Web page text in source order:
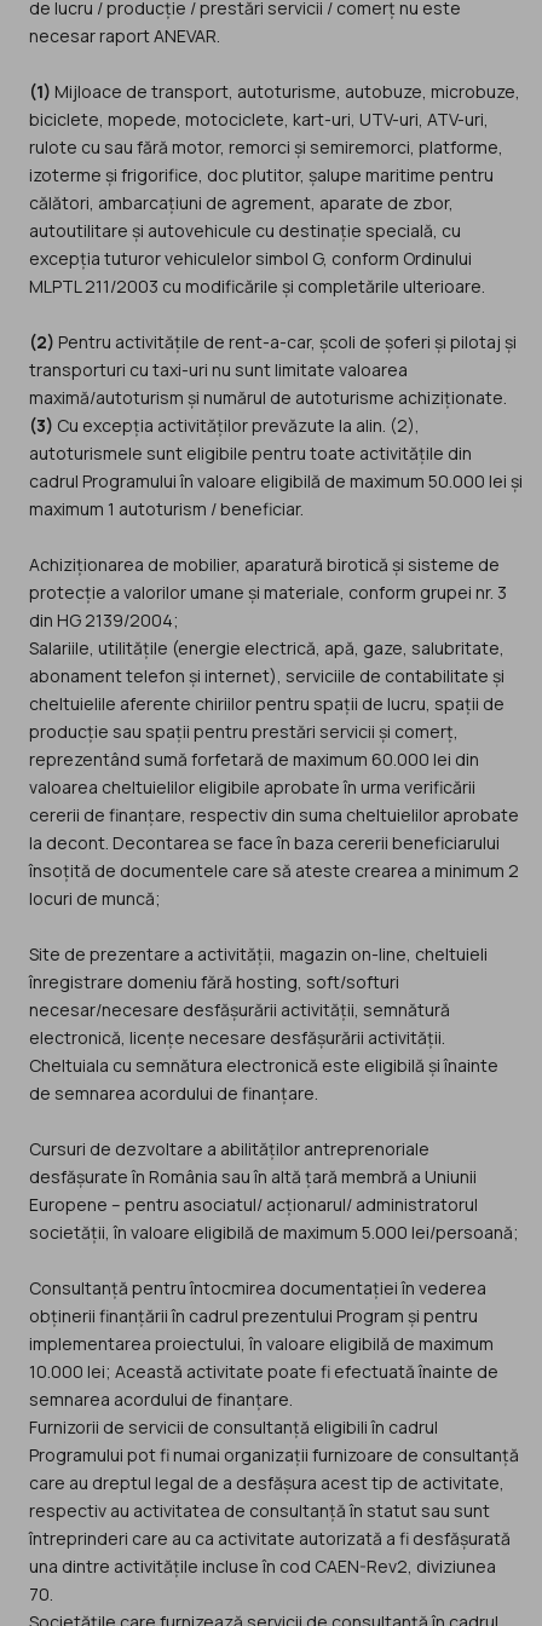
de lucru / producție / prestări servicii / comerț nu este
necesar raport ANEVAR.
(1) Mijloace de transport, autoturisme, autobuze, microbuze,
biciclete, mopede, motociclete, kart-uri, UTV-uri, ATV-uri,
rulote cu sau fără motor, remorci și semiremorci, platforme,
izoterme și frigorifice, doc plutitor, șalupe maritime pentru
călători, ambarcațiuni de agrement, aparate de zbor,
autoutilitare și autovehicule cu destinație specială, cu
excepția tuturor vehiculelor simbol G, conform Ordinului
MLPTL 211/2003 cu modificările și completările ulterioare.
(2) Pentru activitățile de rent-a-car, școli de șoferi și pilotaj și
transporturi cu taxi-uri nu sunt limitate valoarea
maximă/autoturism și numărul de autoturisme achiziționate.
(3) Cu excepția activităților prevăzute la alin. (2),
autoturismele sunt eligibile pentru toate activitățile din
cadrul Programului în valoare eligibilă de maximum 50.000 lei și
maximum 1 autoturism / beneficiar.
Achiziționarea de mobilier, aparatură birotică și sisteme de
protecție a valorilor umane și materiale, conform grupei nr. 3
din HG 2139/2004;
Salariile, utilitățile (energie electrică, apă, gaze, salubritate,
abonament telefon și internet), serviciile de contabilitate și
cheltuielile aferente chiriilor pentru spații de lucru, spații de
producție sau spații pentru prestări servicii și comerț,
reprezentând sumă forfetară de maximum 60.000 lei din
valoarea cheltuielilor eligibile aprobate în urma verificării
cererii de finanțare, respectiv din suma cheltuielilor aprobate
la decont. Decontarea se face în baza cererii beneficiarului
însoțită de documentele care să ateste crearea a minimum 2
locuri de muncă;
Site de prezentare a activității, magazin on-line, cheltuieli
înregistrare domeniu fără hosting, soft/softuri
necesar/necesare desfășurării activității, semnătură
electronică, licențe necesare desfășurării activității.
Cheltuiala cu semnătura electronică este eligibilă și înainte
de semnarea acordului de finanțare.
Cursuri de dezvoltare a abilităților antreprenoriale
desfășurate în România sau în altă țară membră a Uniunii
Europene – pentru asociatul/ acționarul/ administratorul
societății, în valoare eligibilă de maximum 5.000 lei/persoană;
Consultanță pentru întocmirea documentației în vederea
obținerii finanțării în cadrul prezentului Program și pentru
implementarea proiectului, în valoare eligibilă de maximum
10.000 lei; Această activitate poate fi efectuată înainte de
semnarea acordului de finanțare.
Furnizorii de servicii de consultanță eligibili în cadrul
Programului pot fi numai organizații furnizoare de consultanță
care au dreptul legal de a desfășura acest tip de activitate,
respectiv au activitatea de consultanță în statut sau sunt
întreprinderi care au ca activitate autorizată a fi desfășurată
una dintre activitățile incluse în cod CAEN-Rev2, diviziunea
70.